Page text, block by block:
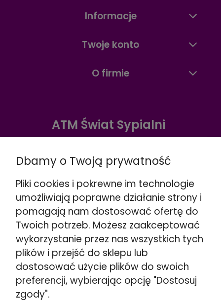
Informacje
Twoje konto
O firmie
ATM Świat Sypialni
☎️+48 888 732 669
Wskazówki dojazdu >>
Warszawa ul. Puławska 280
☎️+48 662 901 048
Wskazówki dojazdu >>
Stojadła ul. Warszawska 79
obok Mińsk Mazowiecki
☎️+48 692 098 851
Wskazówki dojazdu >>
Kozerki ul. Generała G. Orlicz-Dreszera 29a
Dbamy o Twoją prywatność
Pliki cookies i pokrewne im technologie
umożliwiają poprawne działanie strony i
pomagają nam dostosować ofertę do
Twoich potrzeb. Możesz zaakceptować
wykorzystanie przez nas wszystkich tych
plików i przejść do sklepu lub
dostosować użycie plików do swoich
preferencji, wybierając opcję "Dostosuj
zgody".